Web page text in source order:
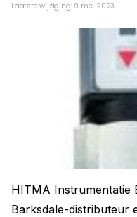
Laatste wijziging: 9 mei 2023
HITMA Instrumentatie
Barksdale-distributeur